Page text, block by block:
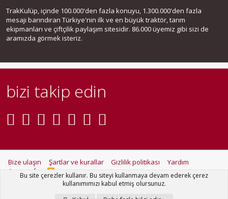
TrakKulüp, içinde 100.000'den fazla konuyu, 1.300.000'den fazla
mesajı barındıran Türkiye'nin ilk ve en büyük traktör, tarım
ekipmanları ve çiftçilik paylaşım sitesidir. 86.000 üyemiz gibi sizi de
aramızda görmek isteriz.
bizi takip edin
Bize ulaşın Şartlar ve kurallar Gizlilik politikası
Yardım
Ana sayfa
R
S
Bu site çerezler kullanır. Bu siteyi kullanmaya devam ederek çerez
kullanımımızı kabul etmiş olursunuz.